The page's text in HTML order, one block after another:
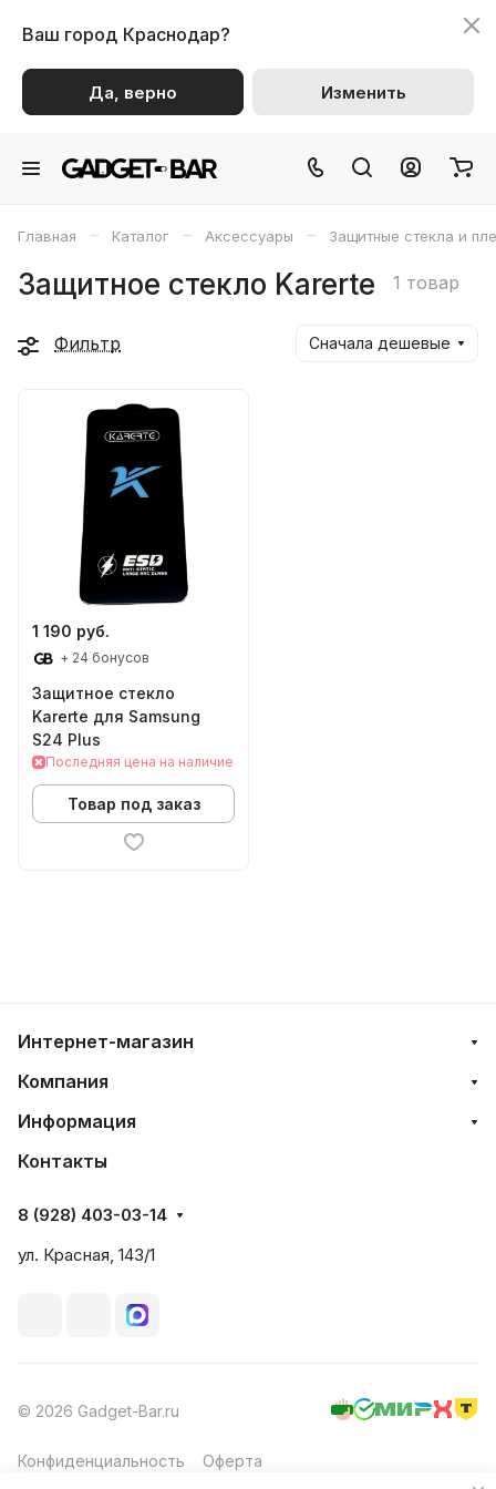
Ваш город Краснодар?
Да, верно Изменить
Главная – Каталог – Аксессуары – Защитные стекла и
Защитное стекло Karerte 1 товар
Фильтр Сначала дешевые
1 190 руб.
+ 24 бонусов
Защитное стекло
Karerte для Samsung
S24 Plus
Последняя цена на наличие
Товар под заказ
Интернет-магазин
Компания
Информация
Контакты
8 (928) 403-03-14
ул. Красная, 143/1
© 2026 Gadget-Bar.ru
Конфиденциальность Оферта